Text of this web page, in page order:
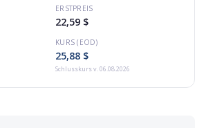
ERSTPREIS
22,59 $
KURS (EOD)
25,88 $
Schlusskursv. 06.08.2026